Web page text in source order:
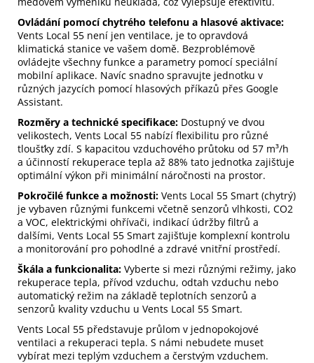
Ovládání pomocí chytrého telefonu a hlasové aktivace:
Vents Local 55 není jen ventilace, je to opravdová
klimatická stanice ve vašem domě. Bezproblémově
ovládejte všechny funkce a parametry pomocí speciální
mobilní aplikace. Navíc snadno spravujte jednotku v
různých jazycích pomocí hlasových příkazů přes Google
Assistant.
Rozměry a technické specifikace: Dostupný ve dvou
velikostech, Vents Local 55 nabízí flexibilitu pro různé
tloušťky zdí. S kapacitou vzduchového průtoku od 57 m³/h
a účinností rekuperace tepla až 88% tato jednotka zajišťuje
optimální výkon při minimální náročnosti na prostor.
Pokročilé funkce a možnosti: Vents Local 55 Smart (chytrý)
je vybaven různými funkcemi včetně senzorů vlhkosti, CO2
a VOC, elektrickými ohřívači, indikací údržby filtrů a
dalšími, Vents Local 55 Smart zajišťuje komplexní kontrolu
a monitorování pro pohodlné a zdravé vnitřní prostředí.
Škála a funkcionalita: Vyberte si mezi různými režimy, jako
rekuperace tepla, přívod vzduchu, odtah vzduchu nebo
automatický režim na základě teplotních senzorů a
senzorů kvality vzduchu u Vents Local 55 Smart.
Vents Local 55 představuje průlom v jednopokojové
ventilaci a rekuperaci tepla. S námi nebudete muset
vybírat mezi teplým vzduchem a čerstvým vzduchem.